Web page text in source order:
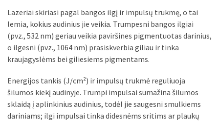
Lazeriai skiriasi pagal bangos ilgį ir impulsų trukmę, o tai
lemia, kokius audinius jie veikia. Trumpesni bangos ilgiai
(pvz., 532 nm) geriau veikia paviršines pigmentuotas darinius,
o ilgesni (pvz., 1064 nm) prasiskverbia giliau ir tinka
kraujagyslėms bei giliesiems pigmentams.
Energijos tankis (J/cm²) ir impulsų trukmė reguliuoja
šilumos kiekį audinyje. Trumpi impulsai sumažina šilumos
sklaidą į aplinkinius audinius, todėl jie saugesni smulkiems
dariniams; ilgi impulsai tinka didesnėms sritims ar plaukų